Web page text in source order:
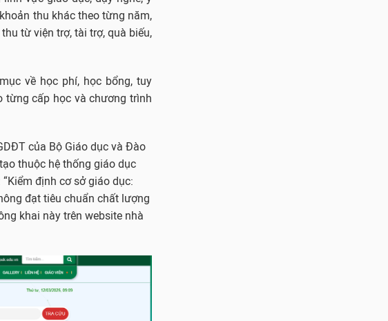
thu khác theo từng năm,
từ viện trợ, tài trợ, quà biếu,
về học phí, học bổng, tuy
từng cấp học và chương trình
của Bộ Giáo dục và Đào
thuộc hệ thống giáo dục
định cơ sở giáo dục:
đạt tiêu chuẩn chất lượng
khai này trên website nhà